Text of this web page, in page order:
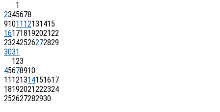
1
2345678
91011 12131415
16171819202122
23242526272829
3031
123
45678910
11 121314151617
18192021222324
252627282930